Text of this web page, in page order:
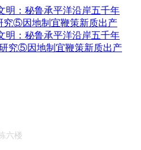
明：秘鲁承平洋沿岸五千年
究⑤因地制宜鞭策新质出产
明：秘鲁承平洋沿岸五千年
研究⑤因地制宜鞭策新质出产
六楼